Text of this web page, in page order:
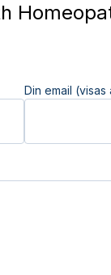
Din email (visas